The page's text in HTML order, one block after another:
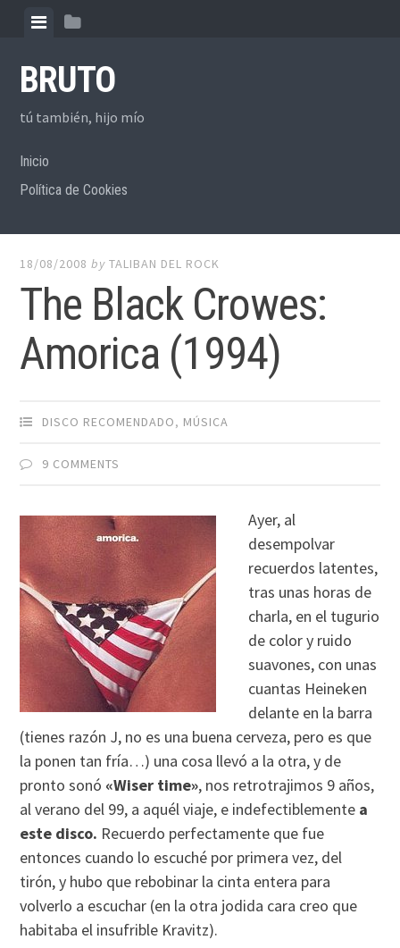
Skip to content
View menuView sidebar
BRUTO
tú también, hijo mío
Inicio
Política de Cookies
18/08/2008 byTALIBAN DEL ROCK
The Black Crowes:
Amorica (1994)
DISCO RECOMENDADO, MÚSICA
9 COMMENTS
Ayer, al
desempolvar
recuerdos latentes,
tras unas horas de
charla, en el tugurio
de color y ruido
suavones, con unas
cuantas Heineken
delante en la barra
(tienes razón J, no es una buena cerveza, pero es que
la ponen tan frí­a…) una cosa llevó a la otra, y de
pronto sonó «Wiser time», nos retrotrajimos 9 años,
al verano del 99, a aquél viaje, e indefectiblemente a
este disco. Recuerdo perfectamente que fue
entonces cuando lo escuché por primera vez, del
tirón, y hubo que rebobinar la cinta entera para
volverlo a escuchar (en la otra jodida cara creo que
habitaba el insufrible Kravitz).